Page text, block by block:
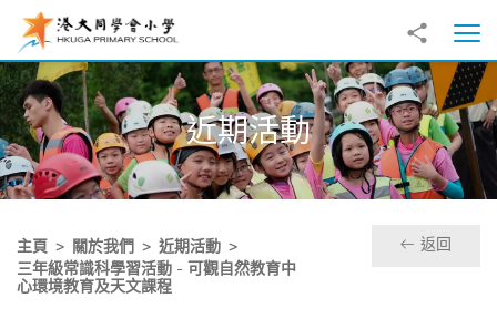
跳至主內容
分享到
打
近期活動
主頁 關於我們
近期活動
三年級常識科學習活動 - 可觀自然教育中
心環境教育及天文課程
返回